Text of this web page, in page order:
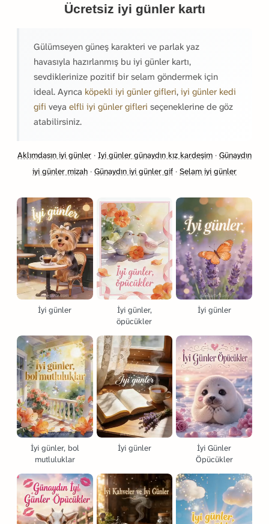
Ücretsiz iyi günler kartı
Gülümseyen güneş karakteri ve parlak yaz
havasıyla hazırlanmış bu iyi günler kartı,
sevdiklerinize pozitif bir selam göndermek için
ideal. Ayrıca köpekli iyi günler gifleri, iyi günler kedi
gifi veya elfli iyi günler gifleri seçeneklerine de göz
atabilirsiniz.
Aklımdasın iyi günler · Iyi günler günaydın kız kardeşim · Günaydın
iyi günler mizah · Günaydın iyi günler gif · Selam iyi günler
İyi günler
İyi günler,
öpücükler
İyi günler
İyi günler, bol
mutluluklar
İyi günler
İyi Günler
Öpücükler